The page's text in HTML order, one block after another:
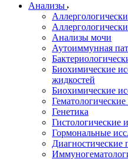
Анализы
Анализы мочи
Аутоиммунная
Биохимические
жидкостей
Биохимические
Генетика
Гистологические
Гормональные
Диагностические